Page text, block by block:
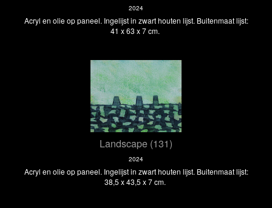
2024
Acryl en olie op paneel. Ingelijst in zwart houten lijst. Buitenmaat lijst:
41 x 63 x 7 cm.
Landscape (131)
2024
Acryl en olie op paneel. Ingelijst in zwart houten lijst. Buitenmaat lijst:
38,5 x 43,5 x 7 cm.